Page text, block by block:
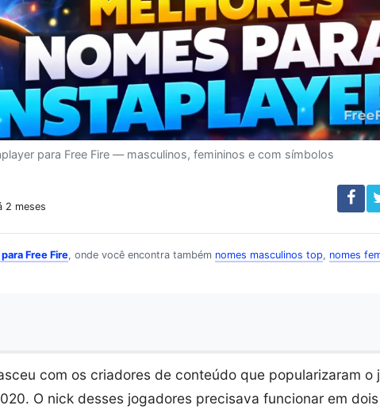
para Free Fire — masculinos, femininos e com símbolos
2 meses
Free Fire, onde você encontra também nomes masculinos top, nomes
com os criadores de conteúdo que popularizaram o
O nick desses jogadores precisava funcionar em